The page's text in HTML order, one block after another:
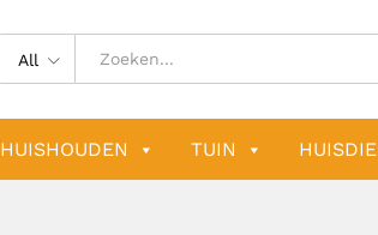
All
HUISHOUDEN TUIN